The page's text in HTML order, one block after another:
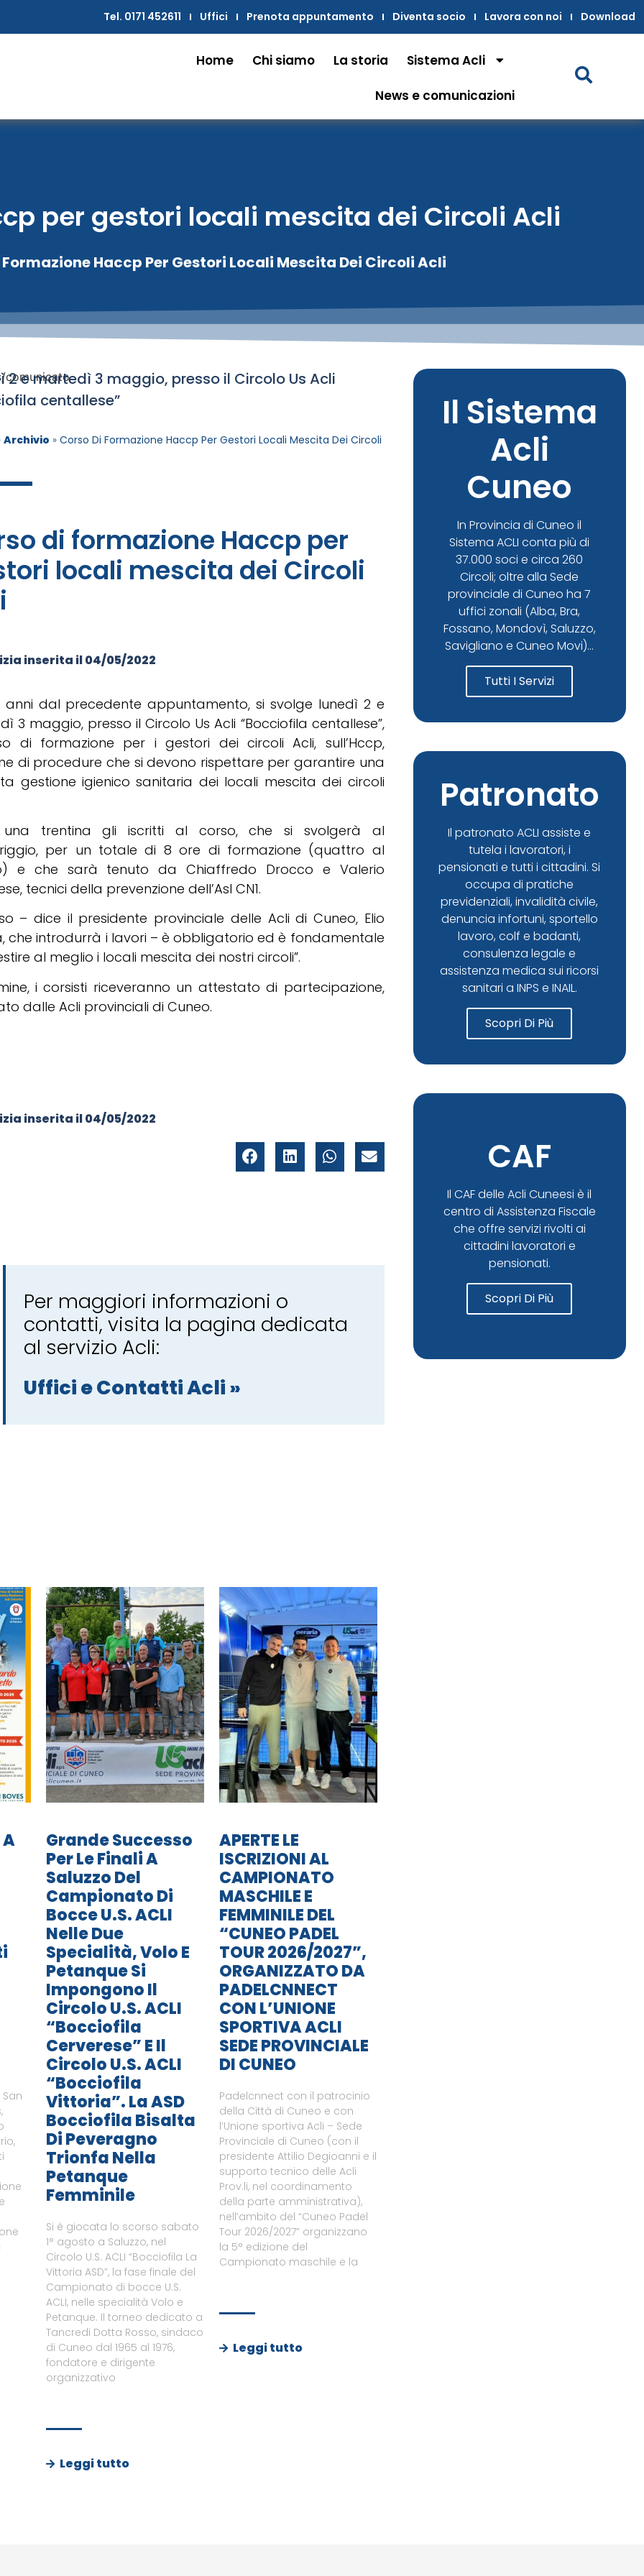
Tel. 0171 452611 Uffici Prenota appuntamento Diventa socio Lavora con noi Download
Home Chi siamo La storia Sistema Acli
News e comunicazioni
per gestori locali mescita dei Circoli Acli
Formazione Haccp Per Gestori Locali Mescita Dei Circoli Acli
comunicato
2 e martedì 3 maggio, presso il Circolo Us Acli
centallese”
Archivio »Corso Di Formazione Haccp Per Gestori Locali Mescita Dei Circoli
di formazione Haccp per
locali mescita dei Circoli
inserita il04/05/2022
anni dal precedente appuntamento, si svolge lunedì 2 e
3 maggio, presso il Circolo Us Acli “Bocciofila centallese”,
di formazione per i gestori dei circoli Acli, sull’Hccp,
di procedure che si devono rispettare per garantire una
gestione igienico sanitaria dei locali mescita dei circoli
una trentina gli iscritti al corso, che si svolgerà al
per un totale di 8 ore di formazione (quattro al
e che sarà tenuto da Chiaffredo Drocco e Valerio
tecnici della prevenzione dell’Asl CN1.
– dice il presidente provinciale delle Acli di Cuneo, Elio
che introdurrà i lavori – è obbligatorio ed è fondamentale
al meglio i locali mescita dei nostri circoli”.
i corsisti riceveranno un attestato di partecipazione,
dalle Acli provinciali di Cuneo.
inserita il04/05/2022
Per maggiori informazioni o
contatti, visita la pagina dedicata
al servizio Acli:
Uffici e Contatti Acli »
Grande Successo
Per Le Finali A
Saluzzo Del
Campionato Di
Bocce U.S. ACLI
Nelle Due
Specialità, Volo E
Petanque Si
Impongono Il
Circolo U.S. ACLI
“Bocciofila
Cerverese” E Il
Circolo U.S. ACLI
“Bocciofila
Vittoria”. La ASD
Bocciofila Bisalta
Di Peveragno
Trionfa Nella
Petanque
Femminile
Si è giocata lo scorso sabato
1° agosto a Saluzzo, nel
Circolo U.S. ACLI “Bocciofila La
Vittoria ASD”, la fase finale del
Campionato di bocce U.S.
ACLI, nelle specialità Volo e
Petanque. Il torneo dedicato a
Tancredi Dotta Rosso, sindaco
di Cuneo dal 1965 al 1976,
fondatore e dirigente
organizzativo
Leggi tutto
APERTE LE
ISCRIZIONI AL
CAMPIONATO
MASCHILE E
FEMMINILE DEL
“CUNEO PADEL
TOUR 2026/2027”,
ORGANIZZATO DA
PADELCNNECT
CON L’UNIONE
SPORTIVA ACLI
SEDE PROVINCIALE
DI CUNEO
Padelcnnect con il patrocinio
della Città di Cuneo e con
l’Unione sportiva Acli – Sede
Provinciale di Cuneo (con il
presidente Attilio Degioanni e il
supporto tecnico delle Acli
Prov.li, nel coordinamento
della parte amministrativa),
nell’ambito del “Cuneo Padel
Tour 2026/2027” organizzano
la 5° edizione del
Campionato maschile e la
Leggi tutto
Il Sistema
Acli
Cuneo
In Provincia di Cuneo il
Sistema ACLI conta più di
37.000 soci e circa 260
Circoli; oltre alla Sede
provinciale di Cuneo ha 7
uffici zonali (Alba, Bra,
Fossano, Mondovì, Saluzzo,
Savigliano e Cuneo Movi)...
Tutti I Servizi
Patronato
Il patronato ACLI assiste e
tutela i lavoratori, i
pensionati e tutti i cittadini. Si
occupa di pratiche
previdenziali, invalidità civile,
denuncia infortuni, sportello
lavoro, colf e badanti,
consulenza legale e
assistenza medica sui ricorsi
sanitari a INPS e INAIL.
Scopri Di Più
CAF
Il CAF delle Acli Cuneesi è il
centro di Assistenza Fiscale
che offre servizi rivolti ai
cittadini lavoratori e
pensionati.
Scopri Di Più